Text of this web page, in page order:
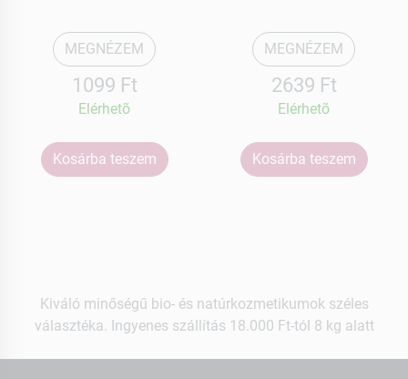
MEGNÉZEM
1099 Ft
Elérhetõ
Kosárba teszem
MEGNÉZEM
2639 Ft
Elérhetõ
Kosárba teszem
Kiváló minőségű bio- és natúrkozmetikumok széles
választéka. Ingyenes szállítás 18.000 Ft-tól 8 kg alatt